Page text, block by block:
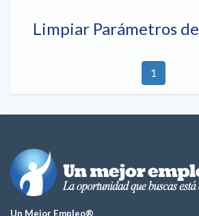
Limpiar Parámetros
1
Un Mejor Empleo®